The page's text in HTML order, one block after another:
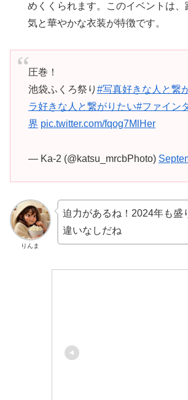
めくくられます。このイベントは
気と華やかな衣装が特徴です。
圧巻！
池袋ふくろ祭り #写真好きな人と繋
ラ好きな人と繋がりたい#ファイン
界 pic.twitter.com/fqog7MlHer
— Ka-2 (@katsu_mrcbPhoto)
りんま
迫力があるね！2024年も盛
違いなしだね